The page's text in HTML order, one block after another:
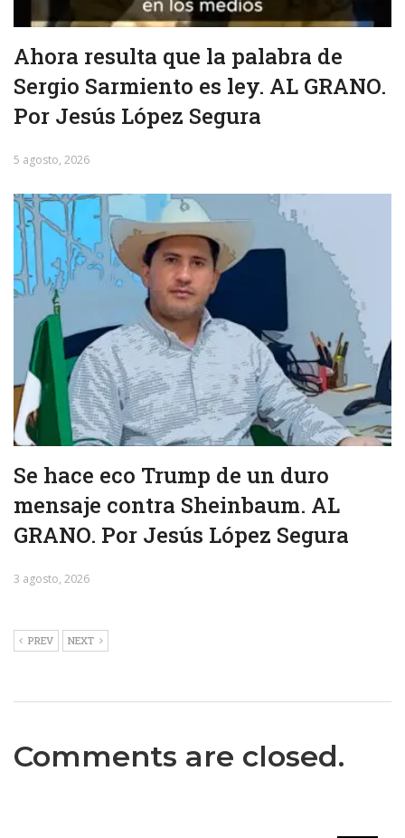
Ahora resulta que la palabra de
Sergio Sarmiento es ley. AL GRANO.
Por Jesús López Segura
5 agosto, 2026
Se hace eco Trump de un duro
mensaje contra Sheinbaum. AL
GRANO. Por Jesús López Segura
3 agosto, 2026
PREV NEXT
Comments are closed.